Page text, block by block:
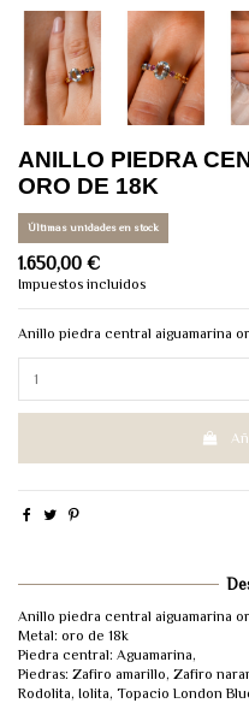
ANILLO PIEDRA
ORO DE 18K
Últimas unidades en stock
1.650,00 €
Impuestos incluidos
Anillo piedra central aiguamarina
Anillo piedra central aiguamarina
Metal: oro de 18k
Piedra central: Aguamarina,
Piedras: Zafiro amarillo, Zafiro
Rodolita, Iolita, Topacio London